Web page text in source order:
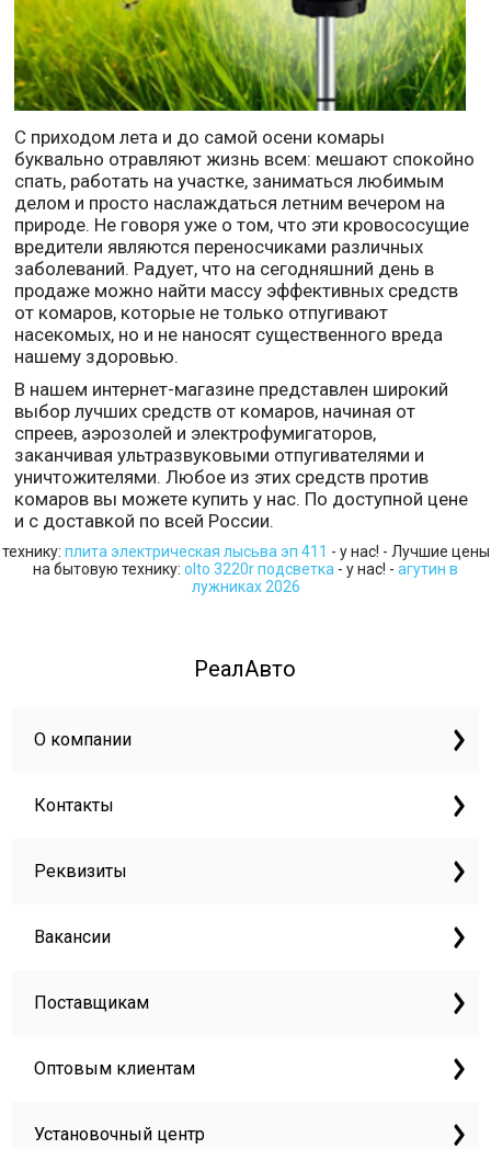
С приходом лета и до самой осени комары
буквально отравляют жизнь всем: мешают спокойно
спать, работать на участке, заниматься любимым
делом и просто наслаждаться летним вечером на
природе. Не говоря уже о том, что эти кровососущие
вредители являются переносчиками различных
заболеваний. Радует, что на сегодняшний день в
продаже можно найти массу эффективных средств
от комаров, которые не только отпугивают
насекомых, но и не наносят существенного вреда
нашему здоровью.
В нашем интернет-магазине представлен широкий
выбор лучших средств от комаров, начиная от
спреев, аэрозолей и электрофумигаторов,
заканчивая ультразвуковыми отпугивателями и
уничтожителями. Любое из этих средств против
комаров вы можете купить у нас. По доступной цене
и с доставкой по всей России.
технику: плита электрическая лысьва эп 411 - у нас! - Лучшие цены
на бытовую технику: olto 3220r подсветка - у нас! - агутин в
лужниках 2026
РеалАвто
О компании
Контакты
Реквизиты
Вакансии
Поставщикам
Оптовым клиентам
Установочный центр